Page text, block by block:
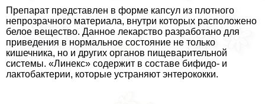
Препарат представлен в форме капсул из плотного
непрозрачного материала, внутри которых расположено
белое вещество. Данное лекарство разработано для
приведения в нормальное состояние не только
кишечника, но и других органов пищеварительной
системы. «Линекс» содержит в составе бифидо- и
лактобактерии, которые устраняют энтерококки.